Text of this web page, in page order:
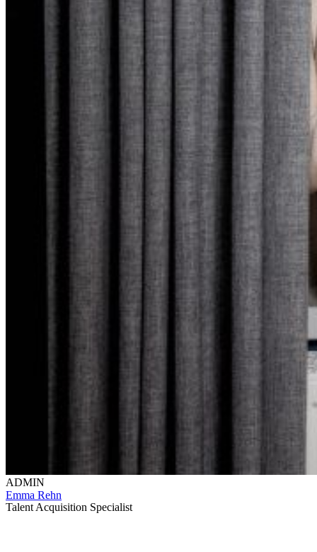
ADMIN
Emma Rehn
Talent Acquisition Specialist